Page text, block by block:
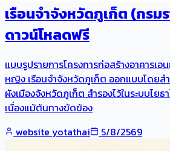
เรือนจำจังหวัดภูเก็ต (กร
ดาวน์โหลดฟรี
แบบรูปรายการโครงการก่อสร้างอาคารเ
หญิง เรือนจำจังหวัดภูเก็ต ออกแบบโดยส
ผังเมืองจังหวัดภูเก็ต สำรองไว้ในระบบโย
เนื่องแม้ต้นทางขัดข้อง
website yotathai
5/8/2569